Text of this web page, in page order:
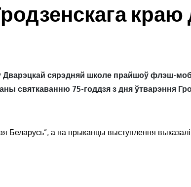
краю
Дварэцкай сярэдняй школе прайшоў флэш-
святкаванню 75-годдзя з дня ўтварэння
Беларусь”, а на прыканцы выступлення